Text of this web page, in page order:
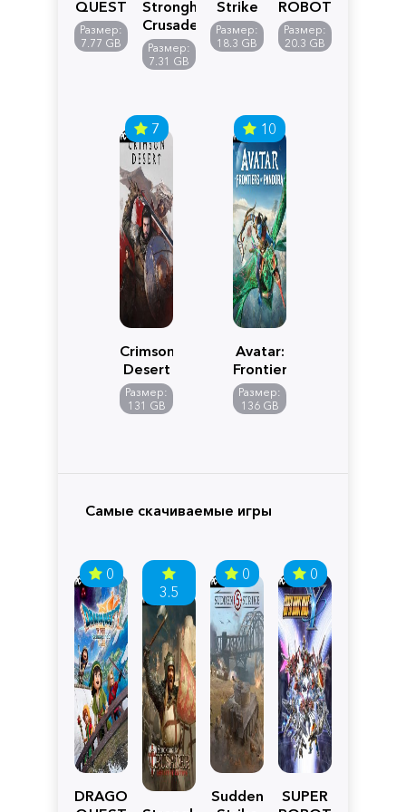
QUEST
VII
Reimagined
Размер:
7.77 GB
Stronghold
Crusader:
Definitive
Edition
Размер:
7.31 GB
Strike
5
Размер:
18.3 GB
ROBOT
WARS
Y
Размер:
20.3 GB
7
Crimson
Desert
Размер:
131 GB
10
Avatar:
Frontiers
of
Pandora
Размер:
136 GB
Самые скачиваемые игры
0
DRAGON
3.5
0
Sudden
0
SUPER